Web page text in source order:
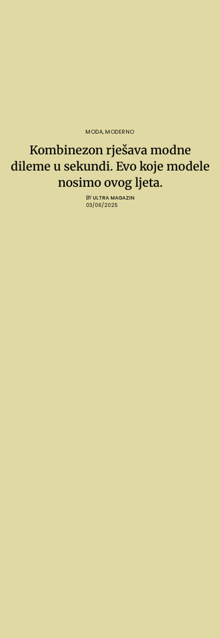
MODA, MODERNO
Kombinezon rješava modne
dileme u sekundi. Evo koje modele
nosimo ovog ljeta.
BY ULTRA MAGAZIN
03/06/2025